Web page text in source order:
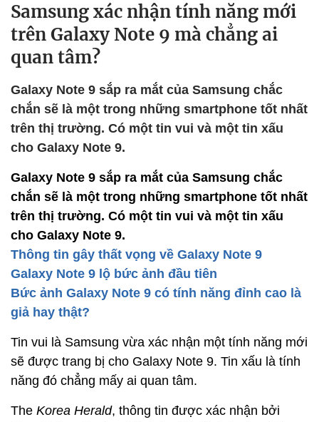
Samsung xác nhận tính năng mới
trên Galaxy Note 9 mà chẳng ai
quan tâm?
Galaxy Note 9 sắp ra mắt của Samsung chắc
chắn sẽ là một trong những smartphone tốt nhất
trên thị trường. Có một tin vui và một tin xấu
cho Galaxy Note 9.
Galaxy Note 9 sắp ra mắt của Samsung chắc
chắn sẽ là một trong những smartphone tốt nhất
trên thị trường. Có một tin vui và một tin xấu
cho Galaxy Note 9.
Thông tin gây thất vọng về Galaxy Note 9
Galaxy Note 9 lộ bức ảnh đầu tiên
Bức ảnh Galaxy Note 9 có tính năng đỉnh cao là
giả hay thật?
Tin vui là Samsung vừa xác nhận một tính năng mới
sẽ được trang bị cho Galaxy Note 9. Tin xấu là tính
năng đó chẳng mấy ai quan tâm.
The Korea Herald, thông tin được xác nhận bởi